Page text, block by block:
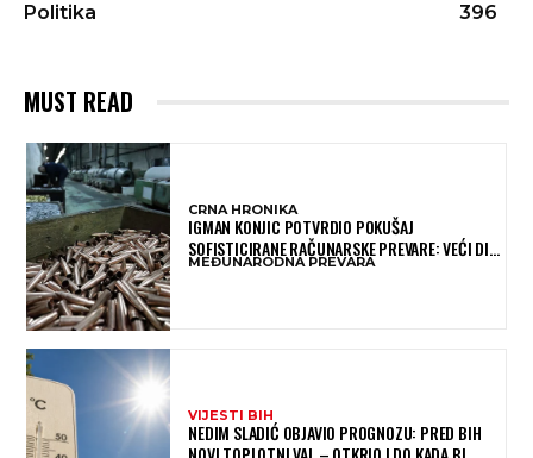
Politika
396
MUST READ
CRNA HRONIKA
IGMAN KONJIC POTVRDIO POKUŠAJ
SOFISTICIRANE RAČUNARSKE PREVARE: VEĆI DIO
NOVCA BLOKIRAN, OČEKUJE SE POVRAT
MEĐUNARODNA PREVARA
VIJESTI BIH
NEDIM SLADIĆ OBJAVIO PROGNOZU: PRED BIH